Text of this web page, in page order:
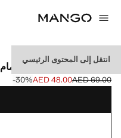
انتقل إلى المحتوى الرئيسي
تي شيرت بياقة مدوّرة
السعر الأول محذوف [AED 69.00 ]
AED 69.00
السعر الحالي [AED 48.00 ]AED 48.00
‎-30‎%‎
حدد اللون